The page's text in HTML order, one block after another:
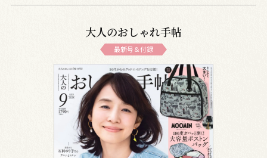
大人のおしゃれ手帖
最新号＆付録